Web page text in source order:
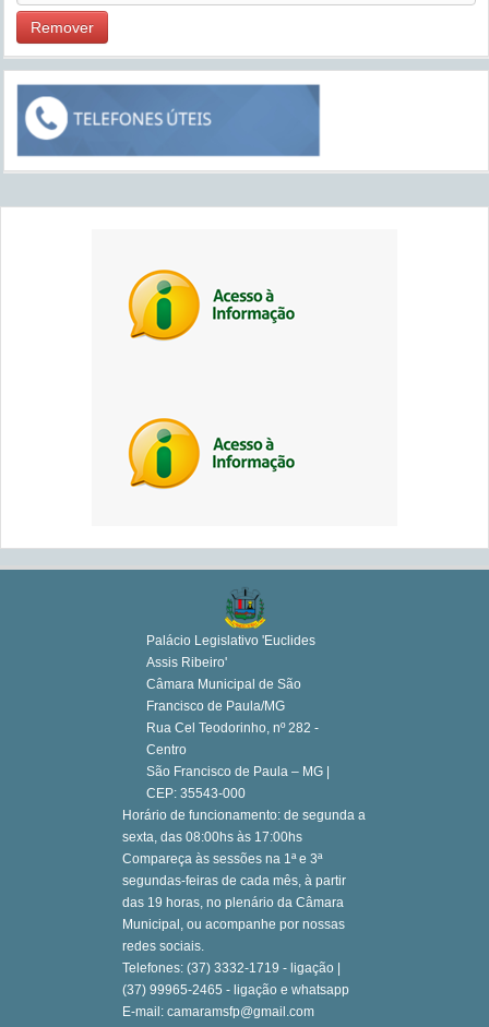
Remover
Palácio Legislativo 'Euclides
Assis Ribeiro'
Câmara Municipal de São
Francisco de Paula/MG
Rua Cel Teodorinho, nº 282 -
Centro
São Francisco de Paula – MG |
CEP: 35543-000
Horário de funcionamento: de segunda a
sexta, das 08:00hs às 17:00hs
Compareça às sessões na 1ª e 3ª
segundas-feiras de cada mês, à partir
das 19 horas, no plenário da Câmara
Municipal, ou acompanhe por nossas
redes sociais.
Telefones: (37) 3332-1719 - ligação |
(37) 99965-2465 - ligação e whatsapp
E-mail: camaramsfp@gmail.com